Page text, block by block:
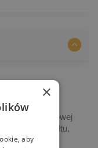
internetowej
od jego kształtu,
×
aby